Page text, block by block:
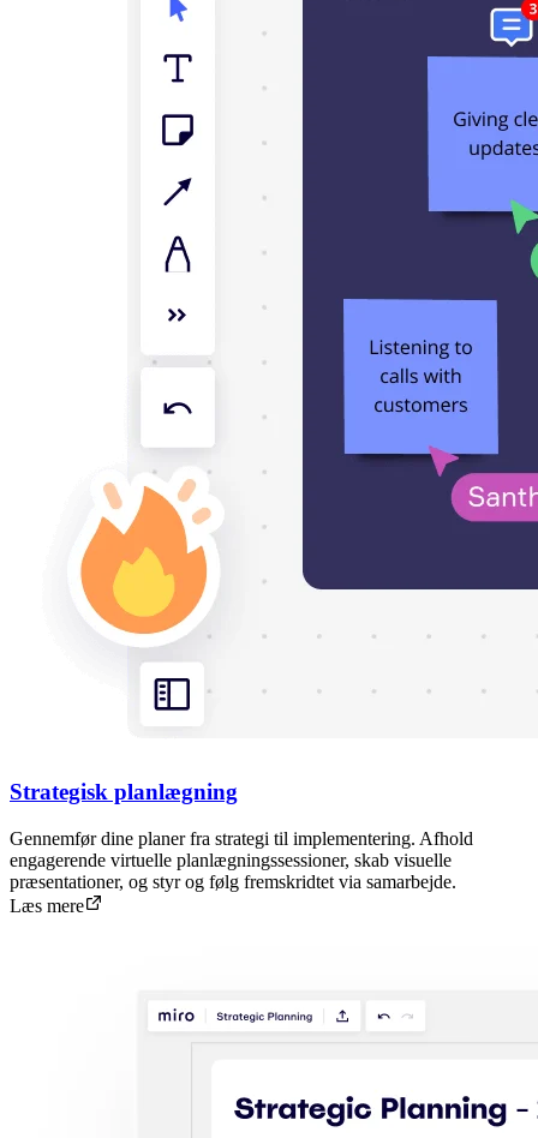
Strategisk planlægning
Gennemfør dine planer fra strategi til implementering. Afhold
engagerende virtuelle planlægningssessioner, skab visuelle
præsentationer, og styr og følg fremskridtet via samarbejde.
Læs mere